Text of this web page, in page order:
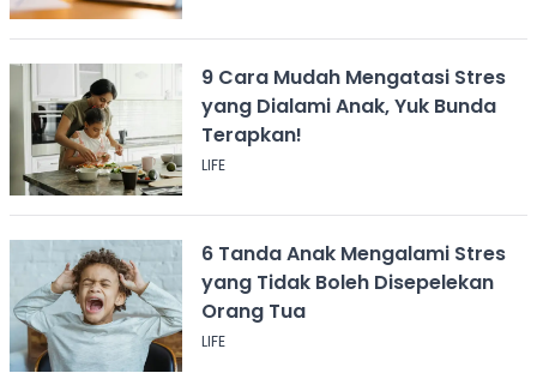
9 Cara Mudah Mengatasi Stres
yang Dialami Anak, Yuk Bunda
Terapkan!
LIFE
6 Tanda Anak Mengalami Stres
yang Tidak Boleh Disepelekan
Orang Tua
LIFE